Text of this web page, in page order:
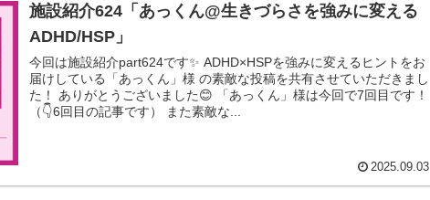
施設紹介624「あっくん@生きづらさを強みに変える
ADHD/HSP」
今回は施設紹介part624です✨ ADHD×HSPを強みに変えるヒントをお
届けしている「あっくん」様 の素敵な投稿を共有させていただきまし
た！ ありがとうございました😊 「あっくん」様は今回で7回目です！
（👇6回目の記事です） また素敵な...
2025.09.03